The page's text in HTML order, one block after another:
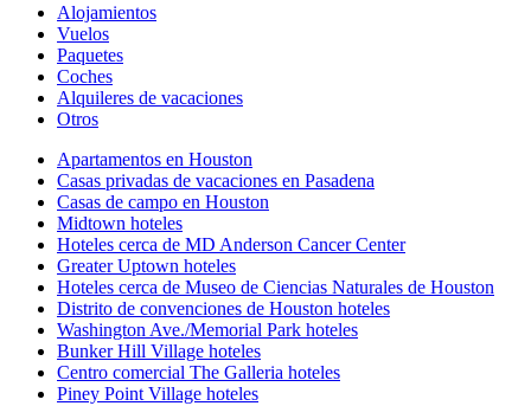
Alojamientos
Vuelos
Paquetes
Coches
Alquileres de vacaciones
Otros
Apartamentos en Houston
Casas privadas de vacaciones en Pasadena
Casas de campo en Houston
Midtown hoteles
Hoteles cerca de MD Anderson Cancer Center
Greater Uptown hoteles
Hoteles cerca de Museo de Ciencias Naturales de Houston
Distrito de convenciones de Houston hoteles
Washington Ave./Memorial Park hoteles
Bunker Hill Village hoteles
Centro comercial The Galleria hoteles
Piney Point Village hoteles